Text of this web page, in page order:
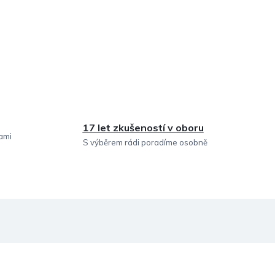
17 let zkušeností v oboru
S výběrem rádi poradíme osobně